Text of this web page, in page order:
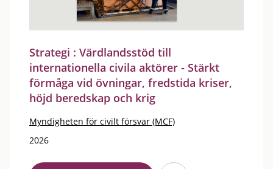
Strategi : Värdlandsstöd till
internationella civila aktörer - Stärkt
förmåga vid övningar, fredstida kriser,
höjd beredskap och krig
Myndigheten för civilt försvar (MCF)
2026